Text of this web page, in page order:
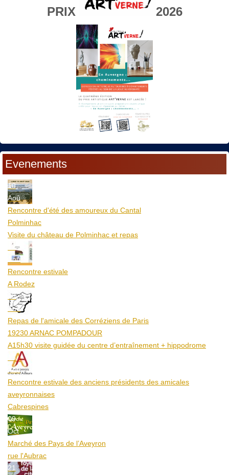
PRIX 2026
Evenements
10
Aoû
Rencontre d'été des amoureux du Cantal
Polminhac
Visite du château de Polminhac et repas
12
Aoû
Rencontre estivale
A Rodez
23
Aoû
Repas de l'amicale des Corréziens de Paris
19230 ARNAC POMPADOUR
A15h30 visite guidée du centre d’entraînement + hippodrome
25
Aoû
Rencontre estivale des anciens présidents des amicales
aveyronnaises
Cabrespines
09
Oct
Marché des Pays de l’Aveyron
rue l'Aubrac
21